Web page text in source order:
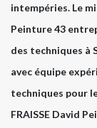
intempéries. Le
Peinture 43
des techniques à
avec équipe
techniques pour
FRAISSE David